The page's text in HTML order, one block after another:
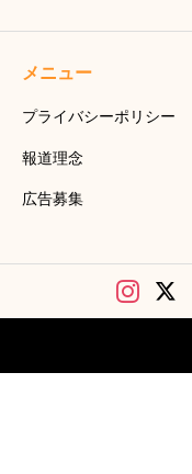
メニュー
プライバシーポリシー
報道理念
広告募集